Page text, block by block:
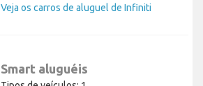
Veja os carros de aluguel de Infiniti
Smart aluguéis